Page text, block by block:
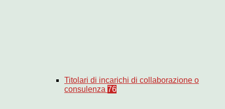
Titolari di incarichi di collaborazione o
consulenza 76